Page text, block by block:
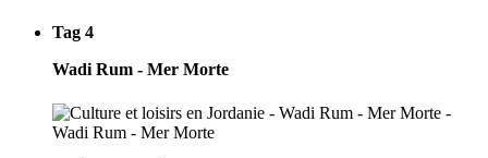
Tag 4
Wadi Rum - Mer Morte